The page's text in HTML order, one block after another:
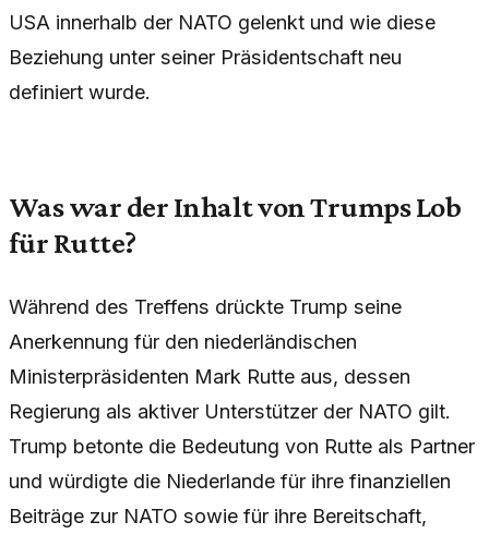
USA innerhalb der NATO gelenkt und wie diese
Beziehung unter seiner Präsidentschaft neu
definiert wurde.
Was war der Inhalt von Trumps Lob
für Rutte?
Während des Treffens drückte Trump seine
Anerkennung für den niederländischen
Ministerpräsidenten Mark Rutte aus, dessen
Regierung als aktiver Unterstützer der NATO gilt.
Trump betonte die Bedeutung von Rutte als Partner
und würdigte die Niederlande für ihre finanziellen
Beiträge zur NATO sowie für ihre Bereitschaft,